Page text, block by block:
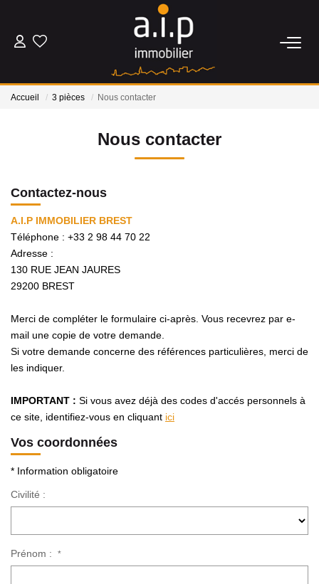
ACHETER
ESTIMER
NOS AGENCES
Qui Sommes Nous
Avis Clients
Accueil 3 pièces Nous contacter
Nous contacter
Contactez-nous
A.I.P IMMOBILIER BREST
Téléphone : +33 2 98 44 70 22
Adresse :
130 RUE JEAN JAURES
29200 BREST
Merci de compléter le formulaire ci-après. Vous recevrez par e-
mail une copie de votre demande.
Si votre demande concerne des références particulières, merci de
les indiquer.
IMPORTANT : Si vous avez déjà des codes d'accés personnels à
ce site, identifiez-vous en cliquant ici
Vos coordonnées
* Information obligatoire
Civilité :
Prénom : *